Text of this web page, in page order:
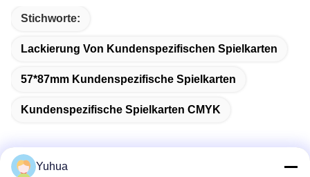
Stichworte:
Lackierung Von Kundenspezifischen Spielkarten
57*87mm Kundenspezifische Spielkarten
Kundenspezifische Spielkarten CMYK
Yuhua